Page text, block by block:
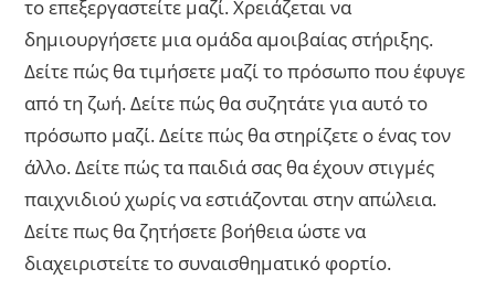
το επεξεργαστείτε μαζί. Χρειάζεται να
δημιουργήσετε μια ομάδα αμοιβαίας στήριξης.
Δείτε πώς θα τιμήσετε μαζί το πρόσωπο που έφυγε
από τη ζωή. Δείτε πώς θα συζητάτε για αυτό το
πρόσωπο μαζί. Δείτε πώς θα στηρίζετε ο ένας τον
άλλο. Δείτε πώς τα παιδιά σας θα έχουν στιγμές
παιχνιδιού χωρίς να εστιάζονται στην απώλεια.
Δείτε πως θα ζητήσετε βοήθεια ώστε να
διαχειριστείτε το συναισθηματικό φορτίο.